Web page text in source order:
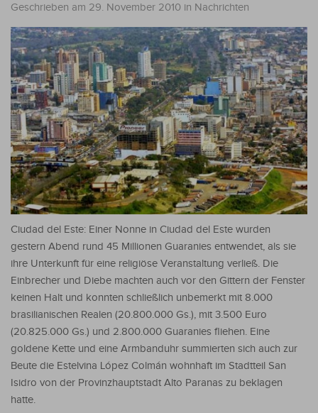
Geschrieben am 29. November 2010 in Nachrichten
Ciudad del Este: Einer Nonne in Ciudad del Este wurden
gestern Abend rund 45 Millionen Guaranies entwendet, als sie
ihre Unterkunft für eine religiöse Veranstaltung verließ. Die
Einbrecher und Diebe machten auch vor den Gittern der Fenster
keinen Halt und konnten schließlich unbemerkt mit 8.000
brasilianischen Realen (20.800.000 Gs.), mit 3.500 Euro
(20.825.000 Gs.) und 2.800.000 Guaranies fliehen. Eine
goldene Kette und eine Armbanduhr summierten sich auch zur
Beute die Estelvina López Colmán wohnhaft im Stadtteil San
Isidro von der Provinzhauptstadt Alto Paranas zu beklagen
hatte.